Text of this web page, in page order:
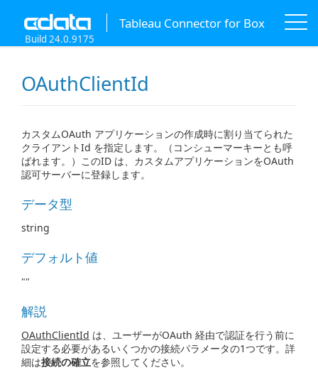
Tableau Connector for Box
Build 24.0.9175
OAuthClientId
カスタムOAuth アプリケーションの作成時に割り当てられた
クライアントId を指定します。（コンシューマーキーとも呼
ばれます。）このID は、カスタムアプリケーションをOAuth
認可サーバーに登録します。
データ型
string
デフォルト値
""
解説
OAuthClientId は、ユーザーがOAuth 経由で認証を行う前に
設定する必要があるいくつかの接続パラメータの1つです。詳
細は接続の確立を参照してください。